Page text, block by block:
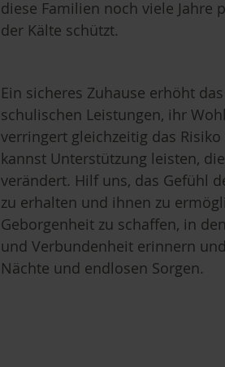
diese Familien noch viele
der Kälte schützt.
Ein sicheres Zuhause erhöht
schulischen Leistungen, ihr
verringert gleichzeitig das
kannst Unterstützung leisten,
verändert. Hilf uns, das Gefühl
zu erhalten und ihnen zu
Geborgenheit zu schaffen, in
und Verbundenheit erinnern
Nächte und endlosen Sorgen.